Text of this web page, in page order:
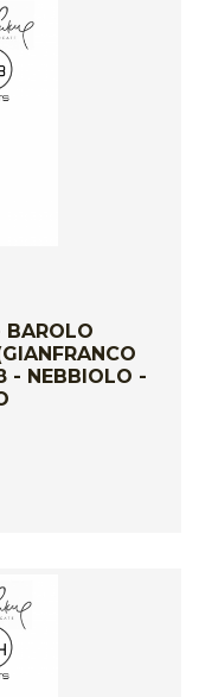
BAROLO
- NEBBIOLO -